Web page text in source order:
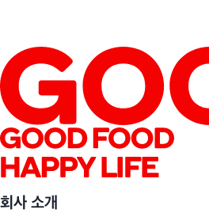
회사 소개